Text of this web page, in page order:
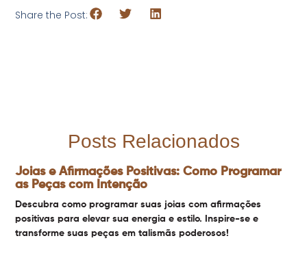
Share the Post:
Posts Relacionados
Joias e Afirmações Positivas: Como Programar
as Peças com Intenção
Descubra como programar suas joias com afirmações
positivas para elevar sua energia e estilo. Inspire-se e
transforme suas peças em talismãs poderosos!